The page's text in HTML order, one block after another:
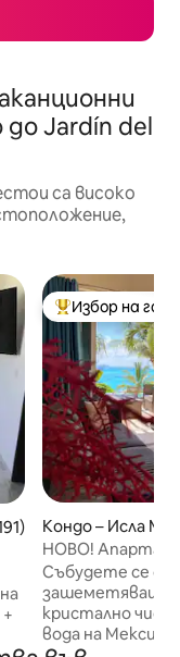
Jardín del
са високо
4,98 от 5,
Най-популярен
Избор на
Кондо – Исла
НОВО!
спалня и
басейна и океана
Събудете се с
кристално
вода на